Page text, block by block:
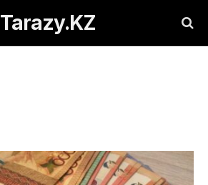
Tarazy.KZ